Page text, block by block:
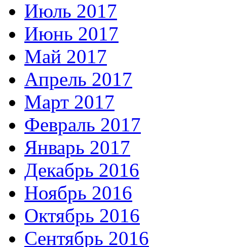
Июль 2017
Июнь 2017
Май 2017
Апрель 2017
Март 2017
Февраль 2017
Январь 2017
Декабрь 2016
Ноябрь 2016
Октябрь 2016
Сентябрь 2016